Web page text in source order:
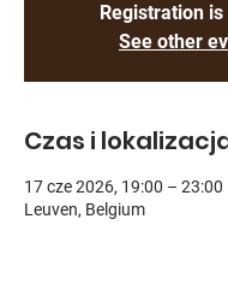
Registration
See other
Czas i
17 cze 2026, 19:00 – 23:00
Leuven, Belgium